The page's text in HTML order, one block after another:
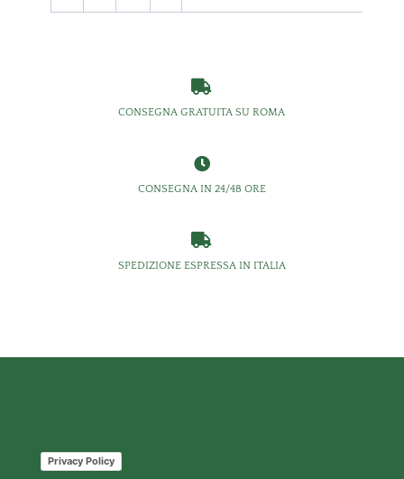

CONSEGNA GRATUITA SU ROMA

CONSEGNA IN 24/48 ORE

SPEDIZIONE ESPRESSA IN ITALIA
Privacy Policy